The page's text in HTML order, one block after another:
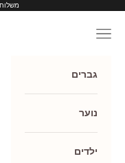
משלוח
תפריט
גברים
נוער
ילדים